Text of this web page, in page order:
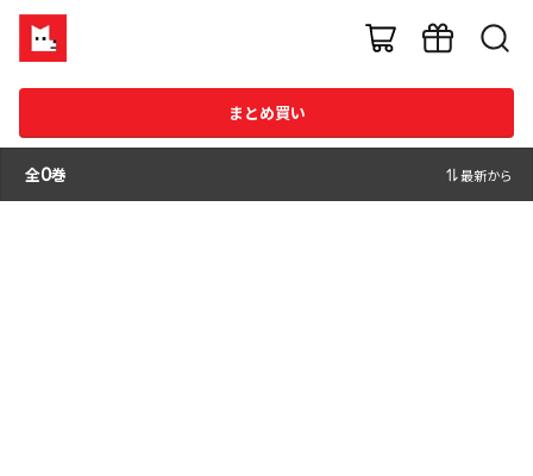
まとめ買い
全0巻 最新から